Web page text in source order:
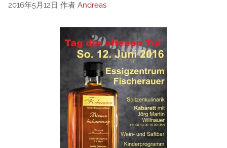
2016年5月12日 作者 Andreas